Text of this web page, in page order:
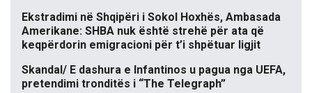
Ekstradimi në Shqipëri i Sokol Hoxhës, Ambasada
Amerikane: SHBA nuk është strehë për ata që
keqpërdorin emigracioni për t’i shpëtuar ligjit
Skandal/ E dashura e Infantinos u pagua nga UEFA,
pretendimi tronditës i “The Telegraph”